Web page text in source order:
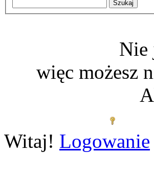
Nie
więc możesz
Witaj! Logowanie